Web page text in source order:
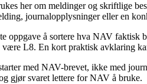
her om meldinger og skriftlige
journalopplysninger eller en
oppgave å sortere hva NAV
være L8. En kort praktisk avklaring
med NAV-brevet, ikke med
gjør svaret lettere for NAV å bruke.